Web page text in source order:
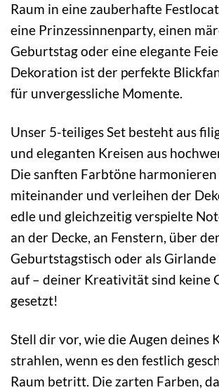
Raum in eine zauberhafte
eine Prinzessinnenparty, einen
Geburtstag oder eine elegante
Dekoration ist der perfekte
für unvergessliche Momente.
Unser 5-teiliges Set besteht aus
und eleganten Kreisen aus
Die sanften Farbtöne
miteinander und verleihen der
edle und gleichzeitig verspielte
an der Decke, an Fenstern, über
Geburtstagstisch oder als
auf – deiner Kreativität sind keine
gesetzt!
Stell dir vor, wie die Augen deines
strahlen, wenn es den festlich
Raum betritt. Die zarten Farben,